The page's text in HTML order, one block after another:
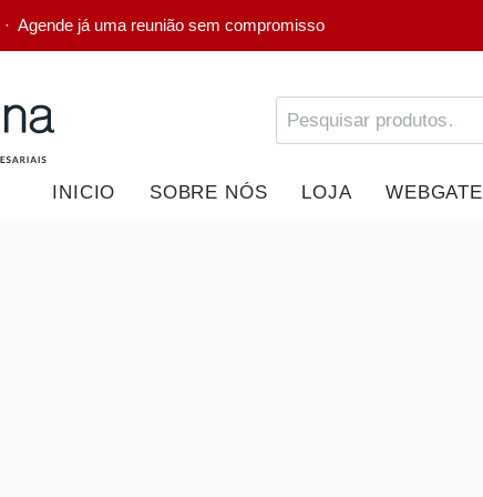
· Agende já uma reunião sem compromisso
INICIO SOBRE NÓS LOJA WEBGATE